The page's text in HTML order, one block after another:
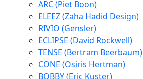
ARC (Piet Boon)
ELEEZ (Zaha Hadid Design)
RIVIO (Gensler)
ECLIPSE (David Rockwell)
TENSE (Bertram Beerbaum)
CONE (Osiris Hertman)
BOBBY (Eric Kuster)